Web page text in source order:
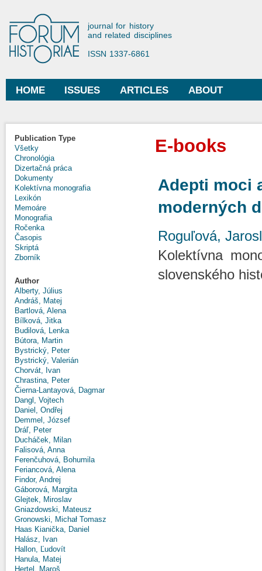
Forum Historiae
journal for history
and related disciplines
ISSN 1337-6861
Main menu
HOME ISSUES ARTICLES ABOUT
Publication Type
Všetky
Chronológia
Dizertačná práca
Dokumenty
Kolektívna monografia
Lexikón
Memoáre
Monografia
Ročenka
Časopis
Skriptá
Zborník
Author
Alberty, Július
Andráš, Matej
Bartlová, Alena
Bílková, Jitka
Budilová, Lenka
Bútora, Martin
Bystrický, Peter
Bystrický, Valerián
Chorvát, Ivan
Chrastina, Peter
Čierna-Lantayová, Dagmar
Dangl, Vojtech
Daniel, Ondřej
Demmel, József
Dráľ, Peter
Ducháček, Milan
Falisová, Anna
Ferenčuhová, Bohumila
Feriancová, Alena
Findor, Andrej
Gáborová, Margita
Glejtek, Miroslav
Gniazdowski, Mateusz
Gronowski, Michał Tomasz
Haas Kianička, Daniel
Halász, Ivan
Hallon, Ľudovít
Hanula, Matej
Hertel, Maroš
E-books
Adepti moci
moderných
Roguľová,
Kolektívna
slovenského